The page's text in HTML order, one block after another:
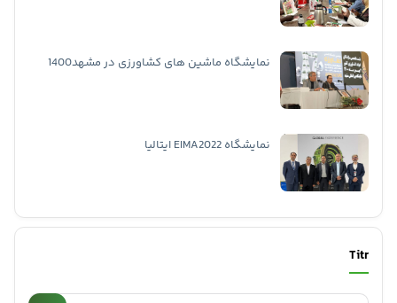
نمایشگاه ماشین های کشاورزی در مشهد1400
نمایشگاه EIMA2022 ایتالیا
Titr